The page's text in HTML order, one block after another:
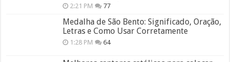
2:21 PM 77
Medalha de São Bento: Significado, Oração,
Letras e Como Usar Corretamente
1:28 PM 64